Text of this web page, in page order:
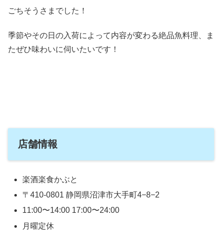
ごちそうさまでした！
季節やその日の入荷によって内容が変わる絶品魚料理、ま
たぜひ味わいに伺いたいです！
店舗情報
楽酒楽食かぶと
〒410-0801 静岡県沼津市大手町4−8−2
11:00〜14:00 17:00〜24:00
月曜定休